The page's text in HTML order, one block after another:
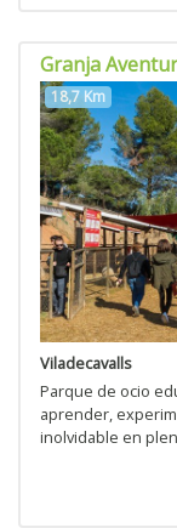
Granja
18,7 Km
Viladecavalls
Parque de ocio
aprender,
inolvidable en